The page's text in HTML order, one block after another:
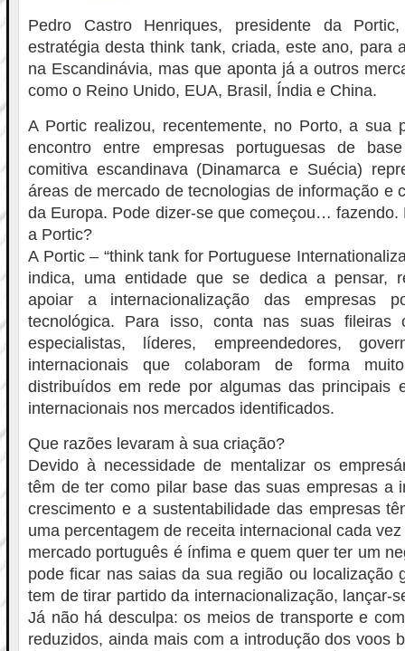
Pedro Castro Henriques, presidente da
estratégia desta think tank, criada, este ano, para
na Escandinávia, mas que aponta já a outros
como o Reino Unido, EUA, Brasil, Índia e China.
A Portic realizou, recentemente, no Porto, a sua
encontro entre empresas portuguesas de
comitiva escandinava (Dinamarca e Suécia)
áreas de mercado de tecnologias de informação e
da Europa. Pode dizer-se que começou… fazendo.
a Portic?
A Portic – “think tank for Portuguese
indica, uma entidade que se dedica a pensar,
apoiar a internacionalização das empresas
tecnológica. Para isso, conta nas suas fileiras
especialistas, líderes, empreendedores,
internacionais que colaboram de forma
distribuídos em rede por algumas das principais
internacionais nos mercados identificados.
Que razões levaram à sua criação?
Devido à necessidade de mentalizar os
têm de ter como pilar base das suas empresas a
crescimento e a sustentabilidade das empresas
uma percentagem de receita internacional cada
mercado português é ínfima e quem quer ter um
pode ficar nas saias da sua região ou localização
tem de tirar partido da internacionalização, lançar-
Já não há desculpa: os meios de transporte e
reduzidos, ainda mais com a introdução dos voos